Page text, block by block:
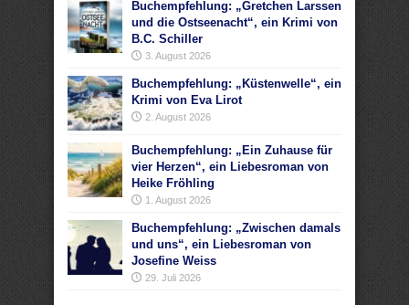
Buchempfehlung: „Gretchen Larssen
und die Ostseenacht“, ein Krimi von
B.C. Schiller
3. August 2026
Buchempfehlung: „Küstenwelle“, ein
Krimi von Eva Lirot
2. August 2026
Buchempfehlung: „Ein Zuhause für
vier Herzen“, ein Liebesroman von
Heike Fröhling
1. August 2026
Buchempfehlung: „Zwischen damals
und uns“, ein Liebesroman von
Josefine Weiss
29. Juli 2026